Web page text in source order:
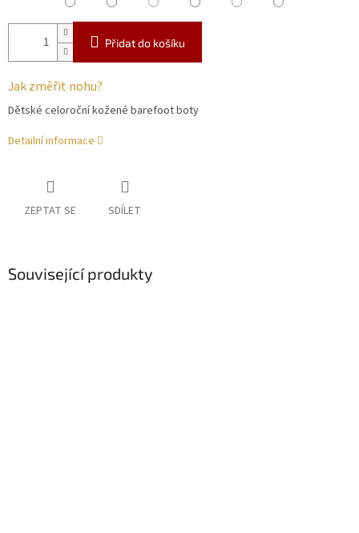
Přidat do košíku
Jak změřit nohu?
Dětské celoroční kožené barefoot boty
Detailní informace
ZEPTAT SE SDÍLET
Související produkty